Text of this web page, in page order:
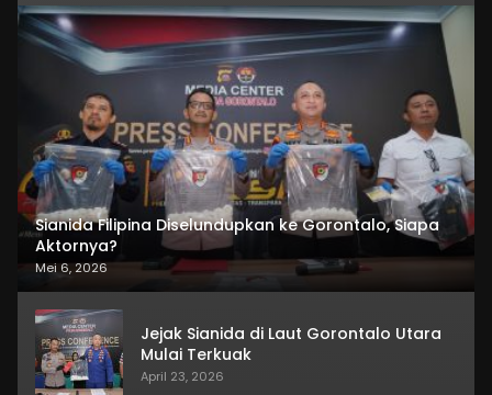
Sianida Filipina Diselundupkan ke Gorontalo, Siapa
Aktornya?
Mei 6, 2026
Jejak Sianida di Laut Gorontalo Utara
Mulai Terkuak
April 23, 2026